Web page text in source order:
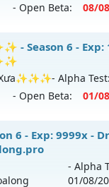
- Open Beta: 08/
máu
- Mở máy chủ
Webzen
- Season 6 - Exp:
- Alpha Test:
- Open Beta: 01/
- ✨✨✨ Lục
- Mở máy chủ
6 - Exp: 9999x -
- Alpha
01/08/